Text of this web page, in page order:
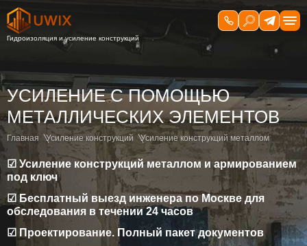
УСИЛЕНИЕ С ПОМОЩЬЮ
МЕТАЛЛИЧЕСКИХ ЭЛЕМЕНТОВ
Главная Усиление конструкций Усиление конструкций металлом
☑ Усиление конструкций металлом и армированием
под ключ
☑ Бесплатный выезд инженера по Москве для
обследования в течении 24 часов
☑ Проектирование. Полный пакет документов